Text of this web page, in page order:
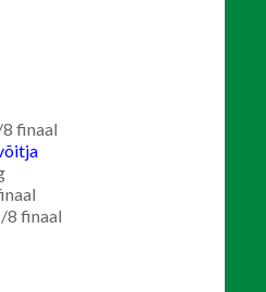
finaal
8 finaal